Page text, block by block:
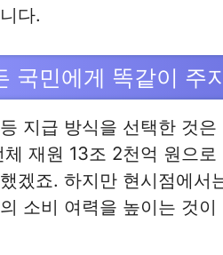
다.
국민에게 똑같이 주
지급 방식을 선택한 것
체 재원 13조 2천억 원으
겠죠. 하지만 현시점에서
소비 여력을 높이는 것